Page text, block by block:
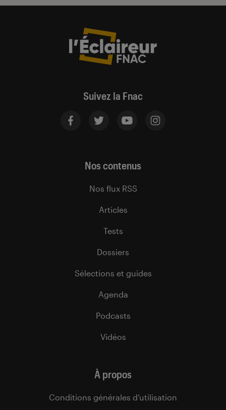
Suivez la Fnac
Nos contenus
Nos flux RSS
Articles
Tests
Dossiers
Sélections et guides
Agenda
Podcasts
Vidéos
À propos
Conditions générales d’utilisation